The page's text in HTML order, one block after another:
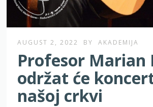
AUGUST 2, 2022 BY AKADEMIJA
Profesor Marian
održat će
našoj crkvi